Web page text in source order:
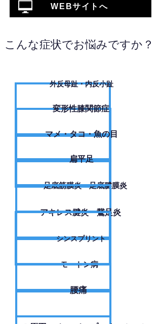
WEBサイトへ
こんな症状でお悩みですか？
外反母趾・内反小趾
変形性膝関節症
​マメ・タコ・魚の目
扁平足
足底筋膜炎・足底腱膜炎
アキレス腱炎・鵞足炎
シンスプリント
モートン病
腰痛